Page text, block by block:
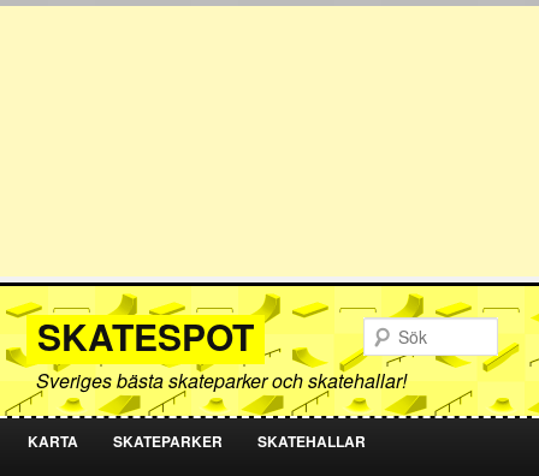
SKATESPOT
Sveriges bästa skateparker och skatehallar!
HOPPA
HOPPA
KARTA SKATEPARKER SKATEHALLAR